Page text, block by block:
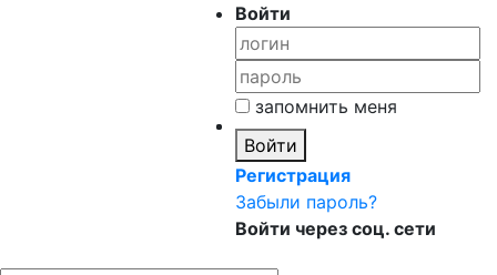
Войти
запомнить меня
Войти
Регистрация
Забыли пароль?
Войти через соц. сети